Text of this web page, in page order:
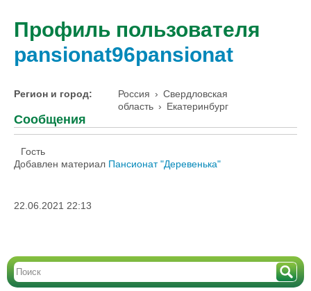
Профиль пользователя
pansionat96pansionat
Регион и город: Россия › Свердловская
область › Екатеринбург
Сообщения
Гость
Добавлен материал Пансионат "Деревенька"
22.06.2021 22:13